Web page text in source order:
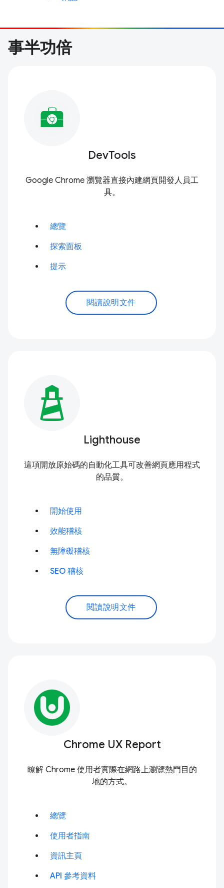
事半功倍
DevTools
Google Chrome 瀏覽器直接內建網頁開發人員工
具。
總覽
探索面板
提示
閱讀說明文件
Lighthouse
這項開放原始碼的自動化工具可改善網頁應用程式
的品質。
開始使用
效能稽核
無障礙稽核
SEO 稽核
閱讀說明文件
Chrome UX Report
瞭解 Chrome 使用者實際在網路上瀏覽熱門目的
地的方式。
總覽
使用者指南
資訊主頁
API 參考資料